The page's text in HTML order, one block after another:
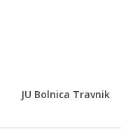
JU Bolnica Travnik